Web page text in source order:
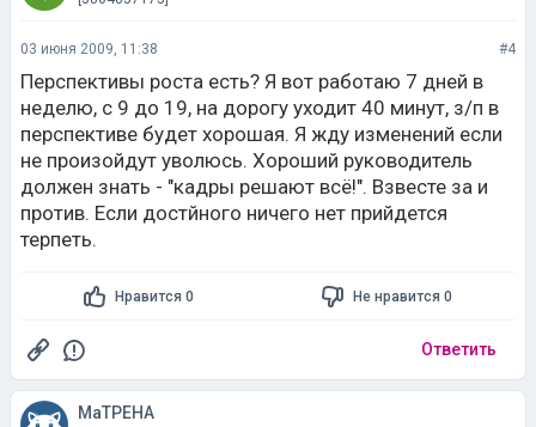
03 июня 2009, 11:38 #4
Перспективы роста есть? Я вот работаю 7 дней в
неделю, с 9 до 19, на дорогу уходит 40 минут, з/п в
перспективе будет хорошая. Я жду изменений если
не произойдут уволюсь. Хороший руководитель
должен знать - "кадры решают всё!". Взвесте за и
против. Если достйного ничего нет прийдется
терпеть.
Нравится 0 Не нравится 0
Ответить
МаТРЕНА